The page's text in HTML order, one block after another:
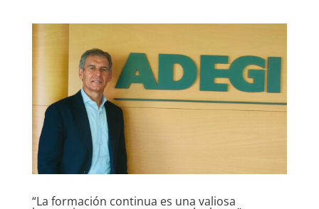
“La formación continua es una valiosa